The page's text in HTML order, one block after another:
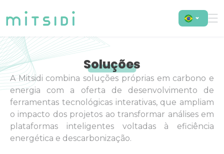
Soluções
A Mitsidi combina soluções próprias em carbono e
energia com a oferta de desenvolvimento de
ferramentas tecnológicas interativas, que ampliam
o impacto dos projetos ao transformar análises em
plataformas inteligentes voltadas à eficiência
energética e descarbonização.